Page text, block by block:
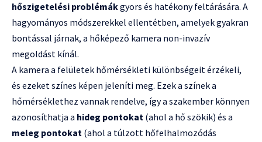
hőszigetelési problémákgyors és hatékony feltárására. A
hagyományos módszerekkel ellentétben, amelyek gyakran
bontással járnak, a hőképező kamera non-invazív
megoldást kínál.
A kamera a felületek hőmérsékleti különbségeit érzékeli,
és ezeket színes képen jeleníti meg. Ezek a színek a
hőmérséklethez vannak rendelve, így a szakember könnyen
azonosíthatja a hideg pontokat (ahol a hő szökik) és a
meleg pontokat (ahol a túlzott hőfelhalmozódás